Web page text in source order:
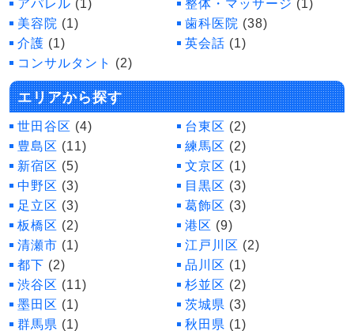
アパレル (1) 整体・マッサージ (1)
美容院 (1) 歯科医院 (38)
介護 (1) 英会話 (1)
コンサルタント
(2)
エリアから探す
世田谷区 (4) 台東区 (2)
豊島区 (11) 練馬区 (2)
新宿区 (5) 文京区 (1)
中野区 (3) 目黒区 (3)
足立区 (3) 葛飾区 (3)
板橋区 (2) 港区 (9)
清瀬市 (1) 江戸川区 (2)
都下 (2) 品川区 (1)
渋谷区 (11) 杉並区 (2)
墨田区 (1) 茨城県 (3)
群馬県 (1) 秋田県 (1)